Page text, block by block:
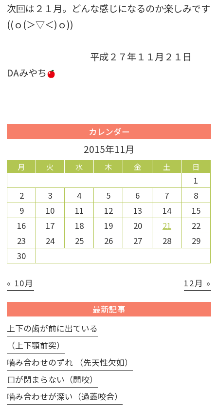
次回は２１月。どんな感じになるのか楽しみです
((ｏ(＞▽＜)ｏ))
平成２７年１１月２１日
DAみやち
カレンダー
2015年11月
月 火 水 木 金 土 日
1
2
3 4 5 6 7
8
9
10 11 12 13 14
15
16
17 18 19 20 21
22
23
24 25 26 27 28
29
30
« 10月 12月 »
最新記事
上下の歯が前に出ている
（上下顎前突）
嚙み合わせのずれ （先天性欠如）
口が閉まらない（開咬）
噛み合わせが深い（過蓋咬合）